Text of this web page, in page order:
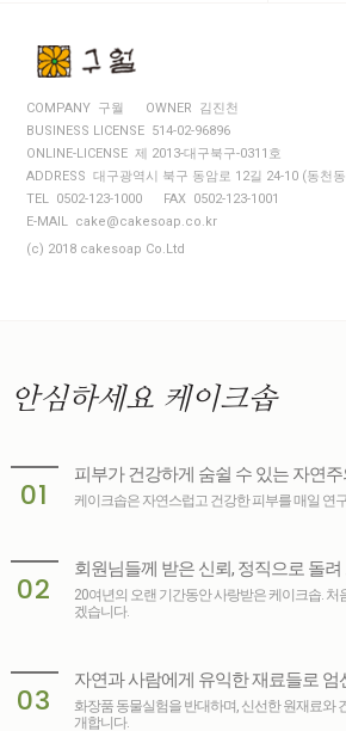
COMPANY 구월
OWNER 김진천
BUSINESS LICENSE 514-02-96896
ONLINE-LICENSE 제 2013-대구북구-0311호
ADDRESS 대구광역시 북구 동암로 12길 24-10 (동천
TEL 0502-123-1000
FAX 0502-123-1001
E-MAIL cake@cakesoap.co.kr
(c) 2018 cakesoap Co.Ltd
안심하세요 케이크솝
01
피부가 건강하게 숨쉴 수 있는 자연
케이크솝은 자연스럽고 건강한 피부를 매일 연
02
회원님들께 받은 신뢰, 정직으로 돌
20여년의 오랜 기간동안 사랑받은 케이크솝. 처
겠습니다.
03
자연과 사람에게 유익한 재료들로 엄
화장품 동물실험을 반대하며, 신선한 원재료와
개합니다.